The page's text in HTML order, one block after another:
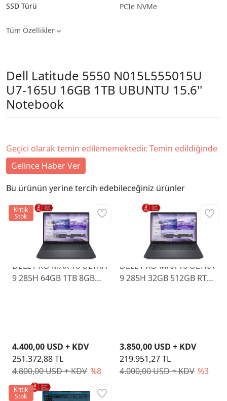
SSD Türü
PCIe NVMe
Tüm Özellikler
Dell Latitude 5550 N015L555015U
U7-165U 16GB 1TB UBUNTU 15.6''
Notebook
Geçici olarak temin edilememektedir. Temin edildiğinde
Gelince Haber Ver
Bu ürünün yerine tercih edebileceğiniz ürünler
DELL PRO MAX 16 ULTRA
9 285H 64GB 1TB 8GB
4.800,00 USD + KDV %8
4.400,00 USD + KDV
251.372,88 TL
Kritik
Stok
DELL PRO MAX 16 ULTRA
9 285H 32GB 512GB RTX
4.000,00 USD + KDV %3
3.850,00 USD + KDV
219.951,27 TL
Kritik
Stok